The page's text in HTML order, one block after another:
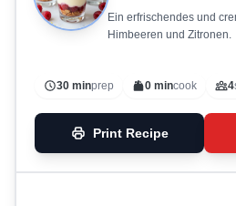
Ein erfrischendes und
Himbeeren und Zitronen.
30 minprep 0 mincook 4
Print Recipe